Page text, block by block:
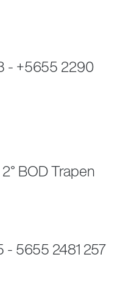
- +5655 2290
BOD Trapen
- 5655 2481 257